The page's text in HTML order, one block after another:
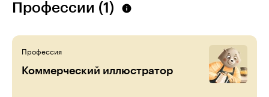
Профессии (1)
Профессия
Коммерческий иллюстратор